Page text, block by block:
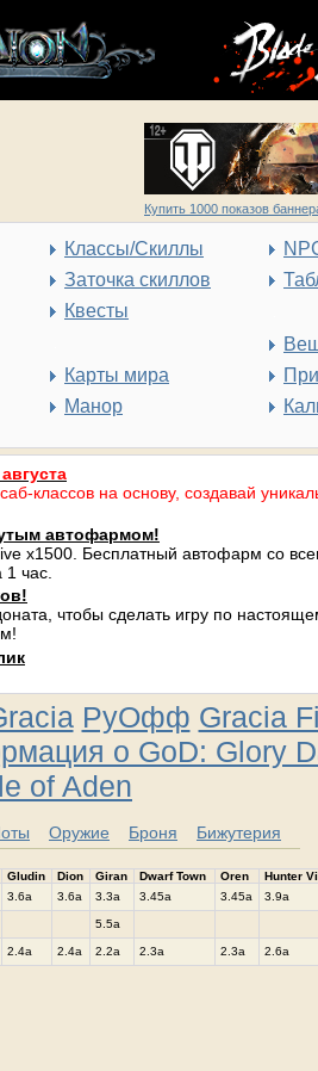
Купить 1000 показов
Классы/Скиллы
Заточка скиллов
Квесты
Карты мира
Манор
классов на основу, создавай
автофармом!
x1500. Бесплатный автофарм со
час.
чтобы сделать игру по
РуОфф Gracia
о GoD: Glory
of Aden
Оружие Броня Бижутерия
Gludin Dion Giran Dwarf Town Oren Hunter
3.6a 3.6a 3.3a 3.45a 3.45a 3.9a
5.5a
2.4a 2.4a 2.2a 2.3a 2.3a 2.6a